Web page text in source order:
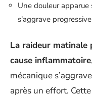
Une douleur
s’aggrave
La raideur matinale
cause inflammatoire
mécanique
après un effort.